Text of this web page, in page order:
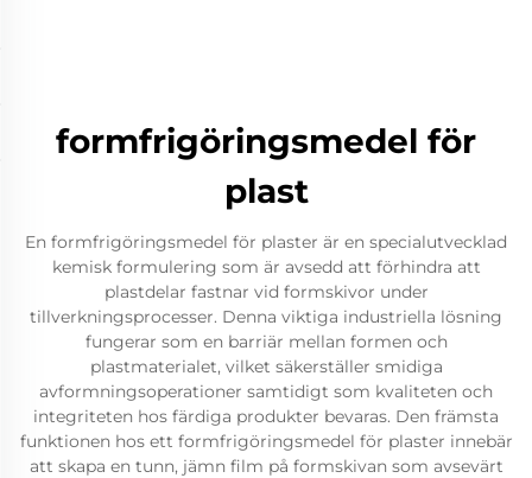
formfrigöringsmedel för
plast
En formfrigöringsmedel för plaster är en specialutvecklad
kemisk formulering som är avsedd att förhindra att
plastdelar fastnar vid formskivor under
tillverkningsprocesser. Denna viktiga industriella lösning
fungerar som en barriär mellan formen och
plastmaterialet, vilket säkerställer smidiga
avformningsoperationer samtidigt som kvaliteten och
integriteten hos färdiga produkter bevaras. Den främsta
funktionen hos ett formfrigöringsmedel för plaster innebär
att skapa en tunn, jämn film på formskivan som avsevärt